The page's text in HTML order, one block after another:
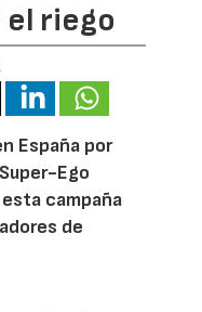
el riego
España por
Ego
campaña
de